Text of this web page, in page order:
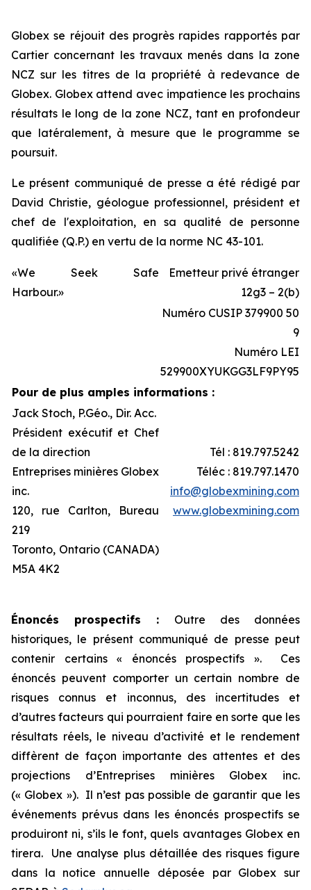
Globex se réjouit des progrès rapides rapportés par
Cartier concernant les travaux menés dans la zone
NCZ sur les titres de la propriété à redevance de
Globex. Globex attend avec impatience les prochains
résultats le long de la zone NCZ, tant en profondeur
que latéralement, à mesure que le programme se
poursuit.
Le présent communiqué de presse a été rédigé par
David Christie, géologue professionnel, président et
chef de l'exploitation, en sa qualité de personne
qualifiée (Q.P.) en vertu de la norme NC 43-101.
«We Seek Safe
Harbour.»
Emetteur privé étranger
12g3 – 2(b)
Numéro CUSIP 379900 50
9
Numéro LEI
529900XYUKGG3LF9PY95
Pour de plus amples informations :
Jack Stoch, P.Géo., Dir. Acc.
Président exécutif et Chef
de la direction
Entreprises minières Globex
inc.
120, rue Carlton, Bureau
219
Toronto, Ontario (CANADA)
M5A 4K2
Tél : 819.797.5242
Téléc : 819.797.1470
info@globexmining.com
www.globexmining.com
Énoncés prospectifs : Outre des données
historiques, le présent communiqué de presse peut
contenir certains « énoncés prospectifs ». Ces
énoncés peuvent comporter un certain nombre de
risques connus et inconnus, des incertitudes et
d’autres facteurs qui pourraient faire en sorte que les
résultats réels, le niveau d’activité et le rendement
diffèrent de façon importante des attentes et des
projections d’Entreprises minières Globex inc.
(« Globex »). Il n’est pas possible de garantir que les
événements prévus dans les énoncés prospectifs se
produiront ni, s’ils le font, quels avantages Globex en
tirera. Une analyse plus détaillée des risques figure
dans la notice annuelle déposée par Globex sur